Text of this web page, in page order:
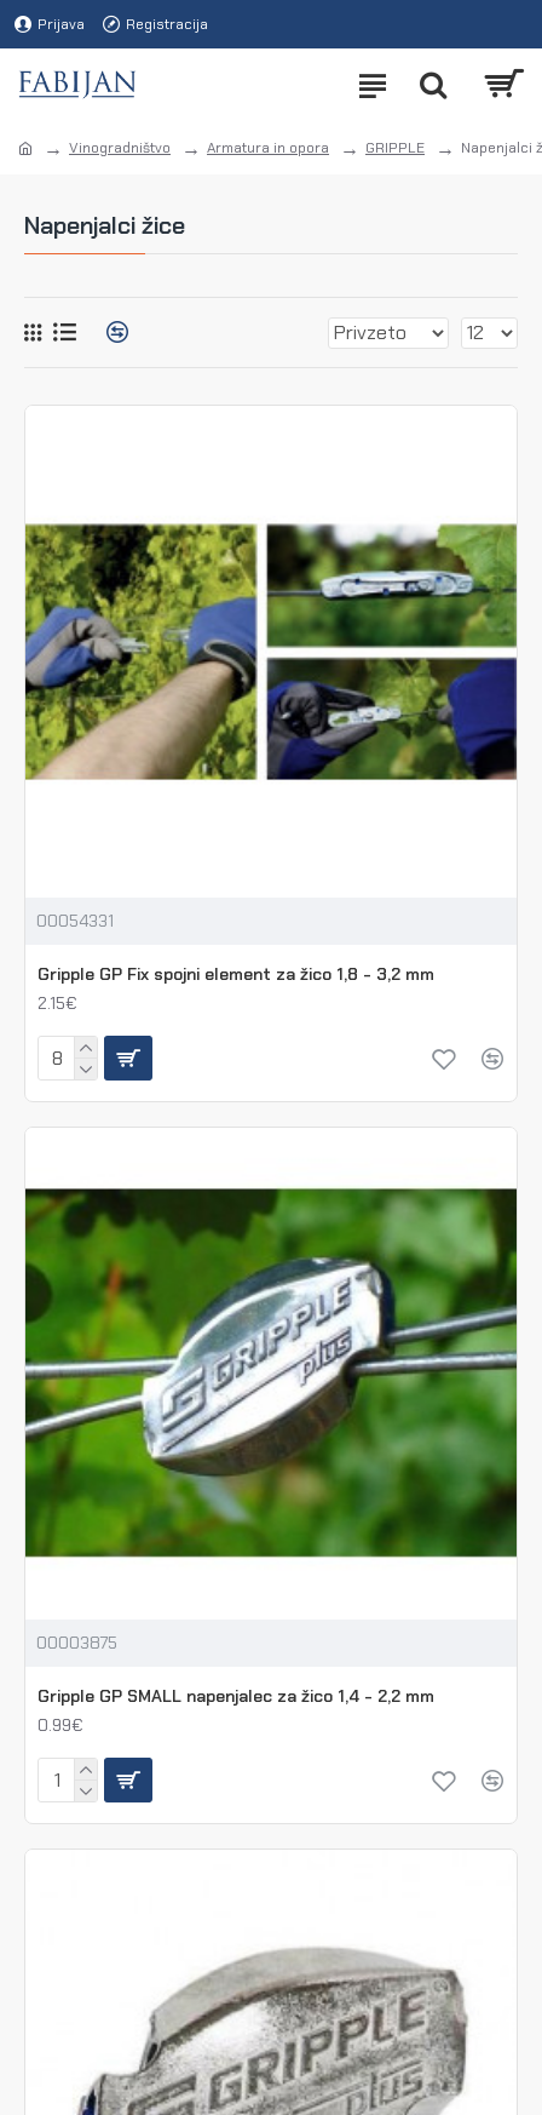
Prijava Registracija
Vinogradništvo Armatura in opora GRIPPLE Napenjalci
Napenjalci žice
00054331
Gripple GP Fix spojni element za žico 1,8 - 3,2 mm
2.15€
00003875
Gripple GP SMALL napenjalec za žico 1,4 - 2,2 mm
0.99€